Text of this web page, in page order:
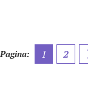
Pagina: 1 2